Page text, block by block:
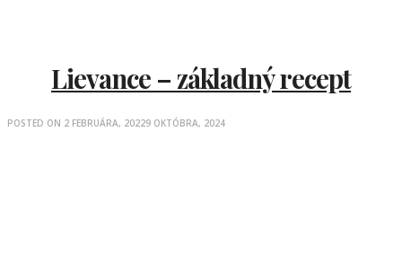
Lievance – základný recept
POSTED ON 2 FEBRUÁRA, 20229 OKTÓBRA, 2024